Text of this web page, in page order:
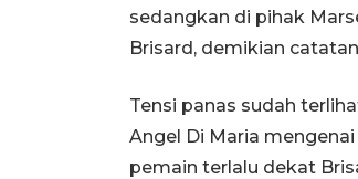
sedangkan di pihak
Brisard, demikian
Tensi panas sudah
Angel Di Maria
pemain terlalu dekat